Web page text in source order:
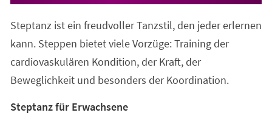
Steptanz ist ein freudvoller Tanzstil, den jeder erlernen
kann. Steppen bietet viele Vorzüge: Training der
cardiovaskulären Kondition, der Kraft, der
Beweglichkeit und besonders der Koordination.
Steptanz für Erwachsene